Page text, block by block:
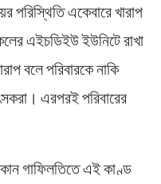
পরিস্থিতি একেবারে খারাপ
এইচডিইউ ইউনিটে রাখা
বলে পরিবারকে নাকি
এরপরই পরিবারের
কোন গাফিলতিতে এই কাণ্ড